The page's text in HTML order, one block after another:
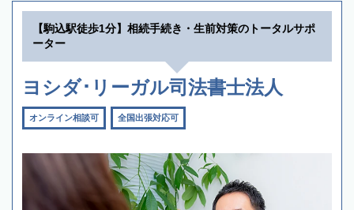
【駒込駅徒歩1分】相続手続き・生前対策のトータルサポ
ーター
ヨシダ･リーガル司法書士法人
オンライン相談可 全国出張対応可